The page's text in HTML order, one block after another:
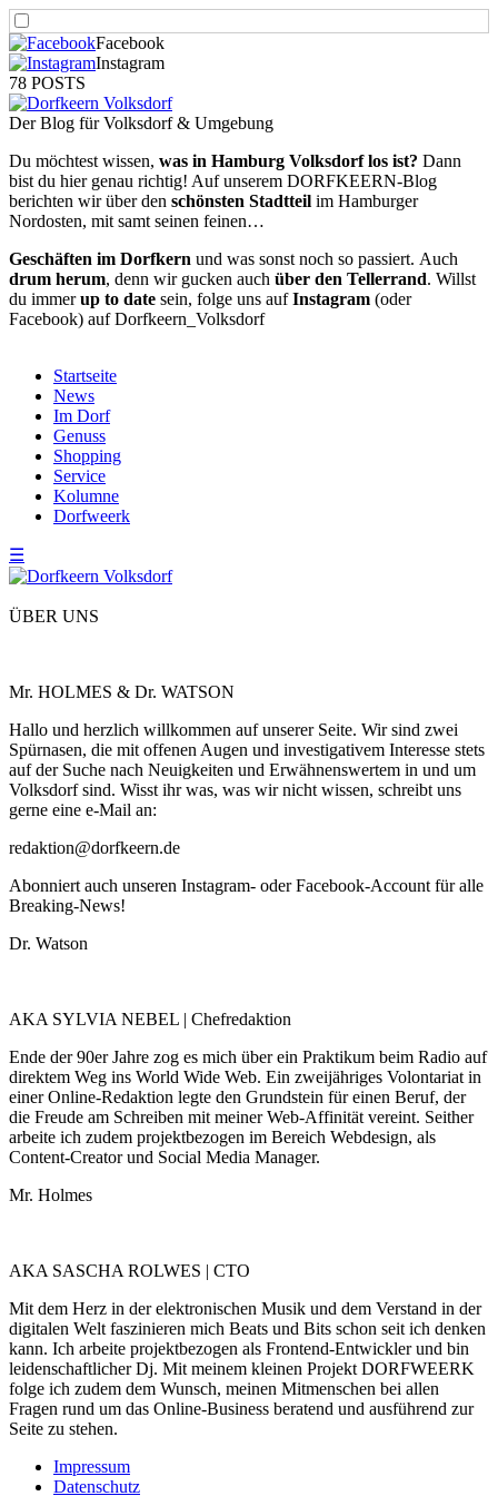
Facebook
Instagram
78 POSTS
Der Blog für Volksdorf & Umgebung
Du möchtest wissen, was in Hamburg Volksdorf los ist? Dann
bist du hier genau richtig! Auf unserem DORFKEERN-Blog
berichten wir über den schönsten Stadtteil im Hamburger
Nordosten, mit samt seinen feinen…
Geschäften im Dorfkern und was sonst noch so passiert. Auch
drum herum, denn wir gucken auch über den Tellerrand. Willst
du immerup to date sein, folge uns aufInstagram (oder
Facebook) auf Dorfkeern_Volksdorf
Startseite
News
Im Dorf
Genuss
Shopping
Service
Kolumne
Dorfweerk
☰
ÜBER UNS
Mr. HOLMES & Dr. WATSON
Hallo und herzlich willkommen auf unserer Seite. Wir sind zwei
Spürnasen, die mit offenen Augen und investigativem Interesse stets
auf der Suche nach Neuigkeiten und Erwähnenswertem in und um
Volksdorf sind. Wisst ihr was, was wir nicht wissen, schreibt uns
gerne eine e-Mail an:
redaktion@dorfkeern.de
Abonniert auch unseren Instagram- oder Facebook-Account für alle
Breaking-News!
Dr. Watson
AKA SYLVIA NEBEL | Chefredaktion
Ende der 90er Jahre zog es mich über ein Praktikum beim Radio auf
direktem Weg ins World Wide Web. Ein zweijähriges Volontariat in
einer Online-Redaktion legte den Grundstein für einen Beruf, der
die Freude am Schreiben mit meiner Web-Affinität vereint. Seither
arbeite ich zudem projektbezogen im Bereich Webdesign, als
Content-Creator und Social Media Manager.
Mr. Holmes
AKA SASCHA ROLWES | CTO
Mit dem Herz in der elektronischen Musik und dem Verstand in der
digitalen Welt faszinieren mich Beats und Bits schon seit ich denken
kann. Ich arbeite projektbezogen als Frontend-Entwickler und bin
leidenschaftlicher Dj. Mit meinem kleinen Projekt DORFWEERK
folge ich zudem dem Wunsch, meinen Mitmenschen bei allen
Fragen rund um das Online-Business beratend und ausführend zur
Seite zu stehen.
Impressum
Datenschutz